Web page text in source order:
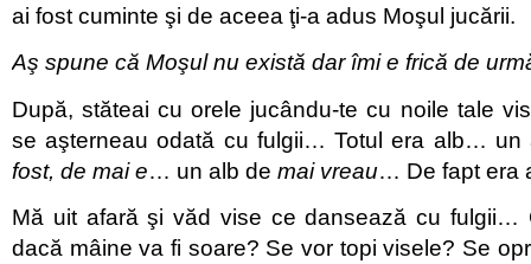
ai fost cuminte şi de aceea ţi-a adus Moşul jucării.
Aş spune că Moşul nu există dar îmi e frică de
După, stăteai cu orele jucându-te cu noile tale
se aşterneau odată cu fulgii… Totul era alb…
fost, de mai e… un alb de mai vreau… De fapt era
Mă uit afară şi văd vise ce dansează cu fulgii…
dacă mâine va fi soare? Se vor topi visele? Se